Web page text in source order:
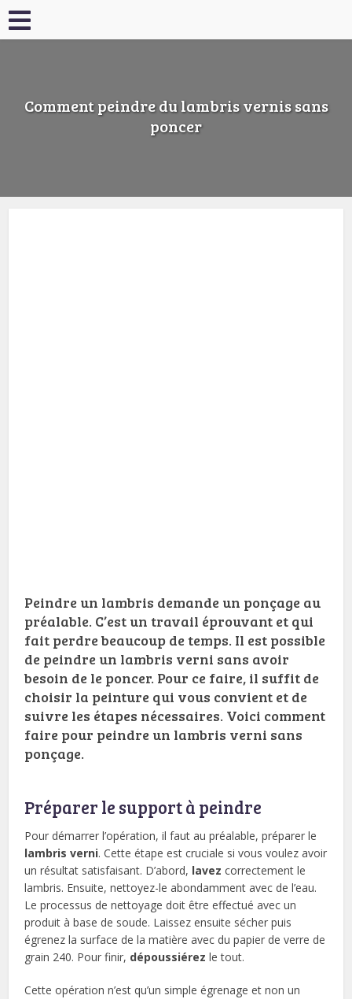
Comment peindre du lambris vernis sans
poncer
Peindre un lambris demande un ponçage au
préalable. C’est un travail éprouvant et qui
fait perdre beaucoup de temps. Il est possible
de peindre un lambris verni sans avoir
besoin de le poncer. Pour ce faire, il suffit de
choisir la peinture qui vous convient et de
suivre les étapes nécessaires. Voici comment
faire pour peindre un lambris verni sans
ponçage.
Préparer le support à peindre
Pour démarrer l’opération, il faut au préalable, préparer le
lambris verni. Cette étape est cruciale si vous voulez avoir
un résultat satisfaisant. D’abord, lavezcorrectement le
lambris. Ensuite, nettoyez-le abondamment avec de l’eau.
Le processus de nettoyage doit être effectué avec un
produit à base de soude. Laissez ensuite sécher puis
égrenez la surface de la matière avec du papier de verre de
grain 240. Pour finir, dépoussiérez le tout.
Cette opération n’est qu’un simple égrenage et non un